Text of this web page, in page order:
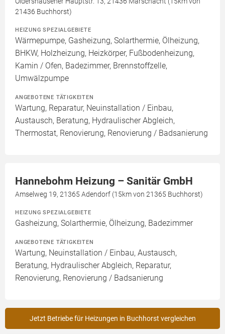
21436 Buchhorst)
HEIZUNG SPEZIALGEBIETE
Wärmepumpe, Gasheizung, Solarthermie, Ölheizung,
BHKW, Holzheizung, Heizkörper, Fußbodenheizung,
Kamin / Ofen, Badezimmer, Brennstoffzelle,
Umwälzpumpe
ANGEBOTENE TÄTIGKEITEN
Wartung, Reparatur, Neuinstallation / Einbau,
Austausch, Beratung, Hydraulischer Abgleich,
Thermostat, Renovierung, Renovierung / Badsanierung
Hannebohm Heizung – Sanitär GmbH
Amselweg 19, 21365 Adendorf (15km von 21365 Buchhorst)
HEIZUNG SPEZIALGEBIETE
Gasheizung, Solarthermie, Ölheizung, Badezimmer
ANGEBOTENE TÄTIGKEITEN
Wartung, Neuinstallation / Einbau, Austausch,
Beratung, Hydraulischer Abgleich, Reparatur,
Renovierung, Renovierung / Badsanierung
Jetzt Betriebe für Heizungen in Buchhorst vergleichen